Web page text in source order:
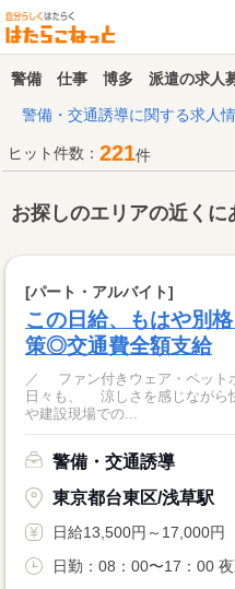
警備 仕事 博多 派遣の求人
警備・交通誘導に関する求人
ヒット件数： 221件
お探しのエリアの近くに
[パート・アルバイト]
この日給、もはや別
策◎交通費全額支給
／ ファン付きウェア・ペッ
日々も、 涼しさを感じながら快適に
や建設現場での...
警備・交通誘導
東京都台東区/浅草駅
日給13,500円～17,000円
日勤：08：00〜17：00